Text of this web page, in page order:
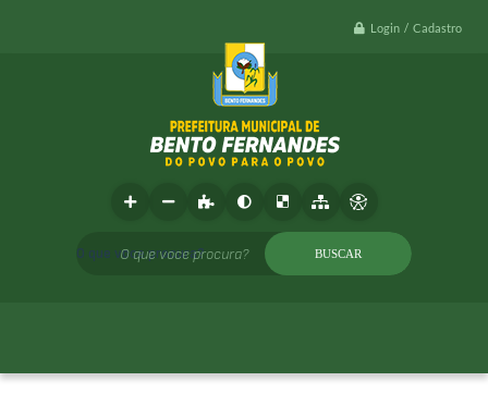
Login / Cadastro
O que voce procura?